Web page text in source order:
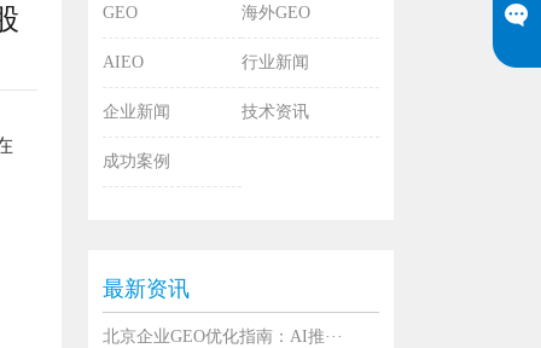
GEO 海外GEO
AIEO 行业新闻
企业新闻 技术资讯
成功案例
最新资讯
北京企业GEO优化指南：AI推···